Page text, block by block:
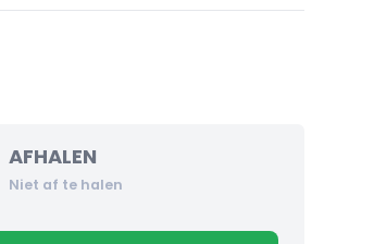
AFHALEN
Niet af te halen